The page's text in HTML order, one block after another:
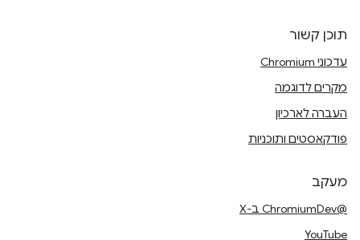
תוכן קשור
עדכוני Chromium
מקרים לדוגמה
העברה לארכיון
פודקאסטים ותוכניות
מעקב
@ChromiumDev ב-X
YouTube